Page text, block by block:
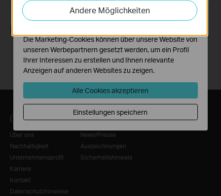
Folge uns
Über TP-Link
Über uns
Nachhaltigkeit
Unternehmensprofil
Karriere
Kontakt
Datenschutzhinweise
Informationen
News/Presse
Auszeichnungen
Sicherheitshinweis
Andere Möglichkeiten
auf unserer Website zu analysieren, um die
Funktionsweise unserer Website zu verbessern und
Die Marketing-Cookies können über unsere Website von
unseren Werbepartnern gesetzt werden, um ein Profil
Ihrer Interessen zu erstellen und Ihnen relevante
Anzeigen auf anderen Websites zu zeigen.
Alle Cookies akzeptieren
Einstellungen speichern